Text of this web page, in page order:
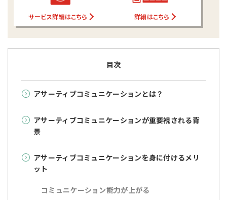
サービス詳細はこちら 詳細はこちら
目次
アサーティブコミュニケーションとは？
アサーティブコミュニケーションが重要視される背
景
アサーティブコミュニケーションを身に付けるメリ
ット
コミュニケーション能力が上がる